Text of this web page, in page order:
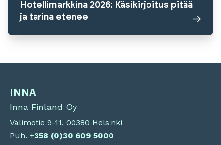
Hotellimarkkina 2026: Käsikirjoitus pitää
ja tarina etenee
INNA
Inna Finland Oy
Valimotie 9-11, 00380 Helsinki
Puh. +358 (0)30 609 5000